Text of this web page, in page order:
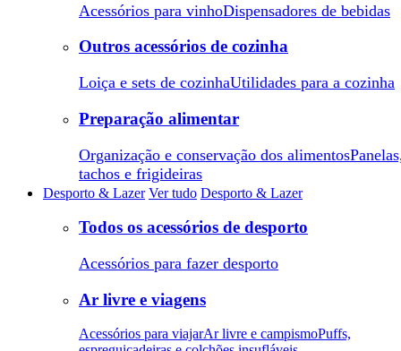
Acessórios para vinhoDispensadores de bebidas
Outros acessórios de cozinha
Loiça e sets de cozinhaUtilidades para a cozinha
Preparação alimentar
Organização e conservação dos alimentos
tachos e frigideiras
Desporto & Lazer Ver tudo Desporto & Lazer
Todos os acessórios de desporto
Acessórios para fazer desporto
Ar livre e viagens
Acessórios para viajarAr livre e campismoPuffs,